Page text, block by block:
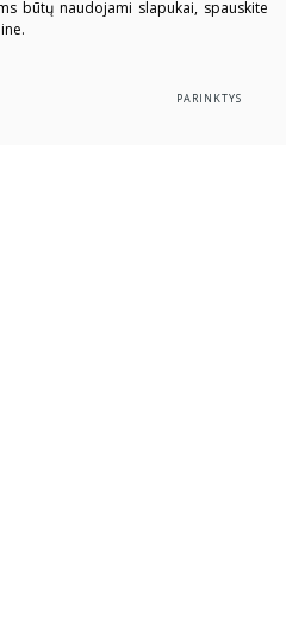
būtų naudojami slapukai, spauskite
PARINKTYS